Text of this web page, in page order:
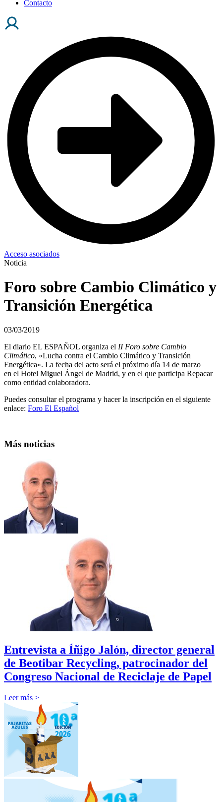
Contacto
Acceso asociados
Noticia
Foro sobre Cambio Climático y
Transición Energética
03/03/2019
El diario EL ESPAÑOL organiza el II Foro sobre Cambio
Climático, «Lucha contra el Cambio Climático y Transición
Energética». La fecha del acto será el próximo día 14 de marzo
en el Hotel Miguel Ángel de Madrid, y en el que participa Repacar
como entidad colaboradora.
Puedes consultar el programa y hacer la inscripción en el siguiente
enlace: Foro El Español
Más noticias
Entrevista a Íñigo Jalón, director general
de Beotibar Recycling, patrocinador del
Congreso Nacional de Reciclaje de Papel
Leer más >